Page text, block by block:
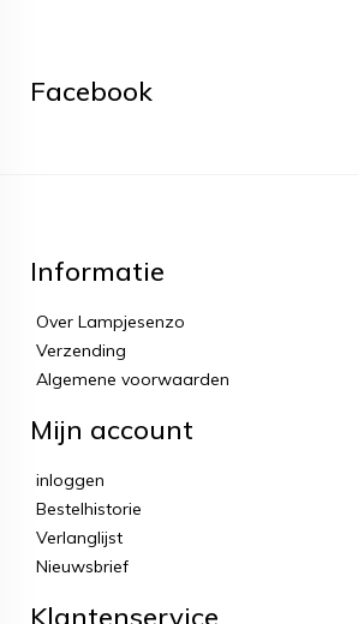
Facebook
Informatie
Over Lampjesenzo
Verzending
Algemene voorwaarden
Mijn account
inloggen
Bestelhistorie
Verlanglijst
Nieuwsbrief
Klantenservice